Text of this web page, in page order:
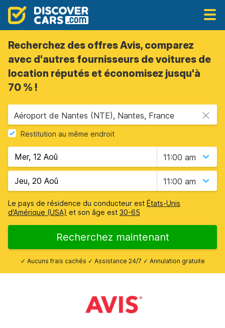
Recherchez des offres Avis, comparez
avec d'autres fournisseurs de voitures de
location réputés et économisez jusqu'à
70 % !
Aéroport de Nantes (NTE), Nantes, France
Restitution au même endroit
11:00 am
11:00 am
Le pays de résidence du conducteur est États-Unis
d'Amérique (USA) et son âge est 30-65
Recherchez maintenant
✓ Aucuns frais cachés ✓ Assistance 24/7 ✓ Annulation gratuite